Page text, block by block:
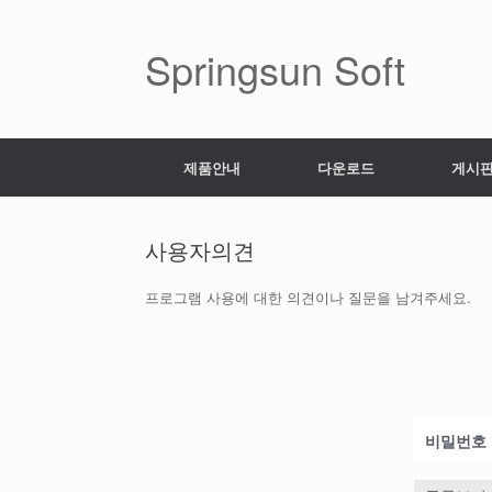
Springsun Soft
제품안내 다운로드 게시
사용자의견
프로그램 사용에 대한 의견이나 질문을 남겨주세요.
비밀번호